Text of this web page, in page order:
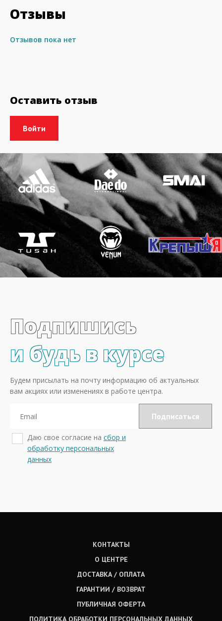
Отзывы
Отзывов пока нет
Оставить отзыв
Подпишись
и будь в курсе
Будем присылать на почту информацию об актуальных
вам акциях или изменениях в работе центра.
Даю свое согласие на сбор и
обработку персональных
данных
КОНТАКТЫ
О ЦЕНТРЕ
ДОСТАВКА / ОПЛАТА
ГАРАНТИИ / ВОЗВРАТ
ПУБЛИЧНАЯ ОФЕРТА